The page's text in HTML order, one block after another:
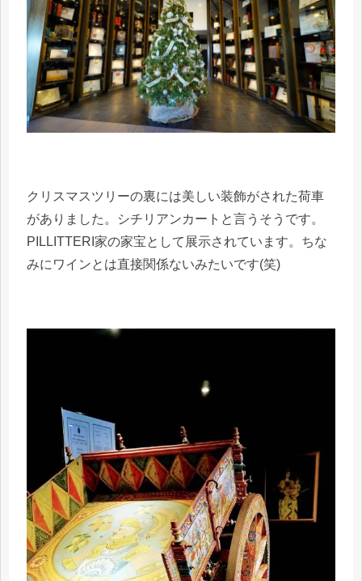
クリスマスツリーの裏には美しい装飾がされた荷車
がありました。シチリアンカートと言うそうです。
PILLITTERI家の家宝として展示されています。ちな
みにワインとは直接関係ないみたいです(笑)